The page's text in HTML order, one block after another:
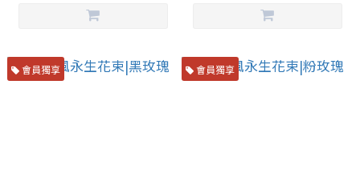
會員獨享 會員獨享